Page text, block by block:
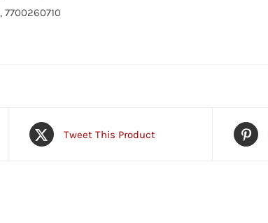
, 7700260710
Tweet This Product